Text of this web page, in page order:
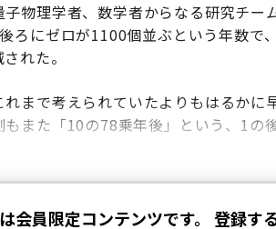
物理学者、数学者からなる研究チー
ろにゼロが1100個並ぶという年数で
れた。
まで考えられていたよりもはるかに
また「10の78乗年後」という、1の